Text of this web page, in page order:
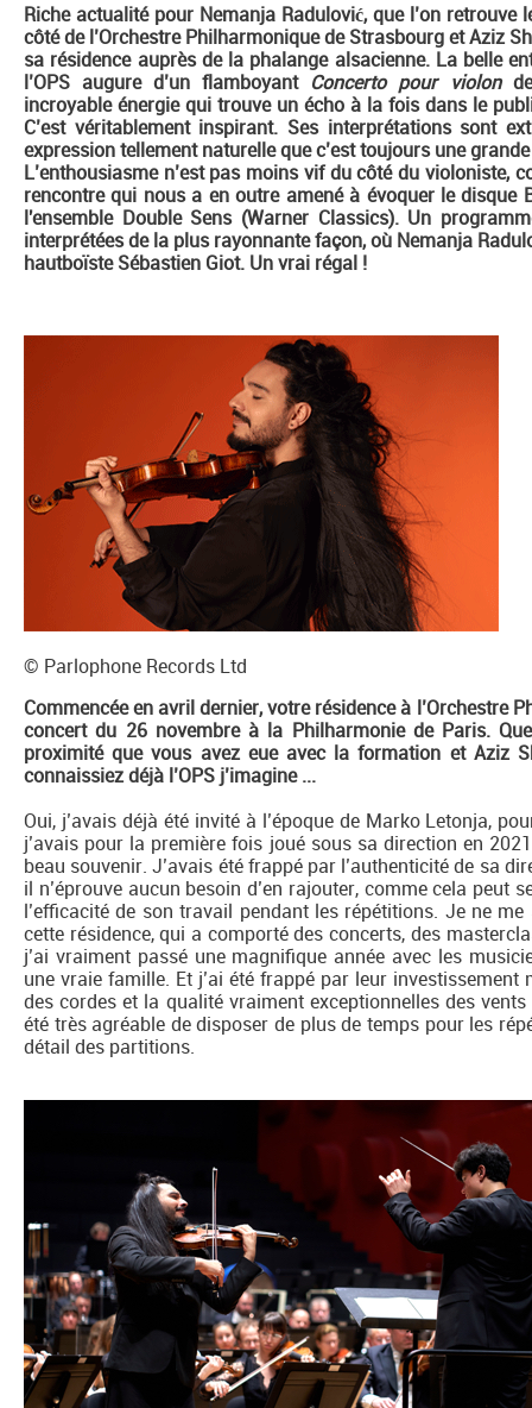
Riche actualité pour Nemanja Radulović, que l’on
côté de l’Orchestre Philharmonique de Strasbourg et Aziz
sa résidence auprès de la phalange alsacienne. La belle
l’OPS augure d’un flamboyant Concerto pour violonde
incroyable énergie qui trouve un écho à la fois dans le
C’est véritablement inspirant. Ses interprétations sont
expression tellement naturelle que c’est toujours une
L’enthousiasme n’est pas moins vif du côté du violoniste,
rencontre qui nous a en outre amené à évoquer le disque
l'ensemble Double Sens (Warner Classics). Un
interprétées de la plus rayonnante façon, où Nemanja
hautboïste Sébastien Giot. Un vrai régal !
© Parlophone Records Ltd
Commencée en avril dernier, votre résidence à l’Orchestre
concert du 26 novembre à la Philharmonie de Paris.
proximité que vous avez eue avec la formation et Aziz
connaissiez déjà l’OPS j’imagine ...
Oui, j’avais déjà été invité à l’époque de Marko Letonja,
j’avais pour la première fois joué sous sa direction en
beau souvenir. J’avais été frappé par l’authenticité de sa
il n’éprouve aucun besoin d’en rajouter, comme cela peut
l’efficacité de son travail pendant les répétitions. Je ne
cette résidence, qui a comporté des concerts, des
j’ai vraiment passé une magnifique année avec les
une vraie famille. Et j’ai été frappé par leur
des cordes et la qualité vraiment exceptionnelles des
été très agréable de disposer de plus de temps pour les
détail des partitions.